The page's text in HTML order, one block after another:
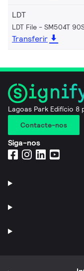
LDT
LDT File - SM504T
Transferir
Lagoas Park Edifício 8
Contacte-nos
Siga-nos